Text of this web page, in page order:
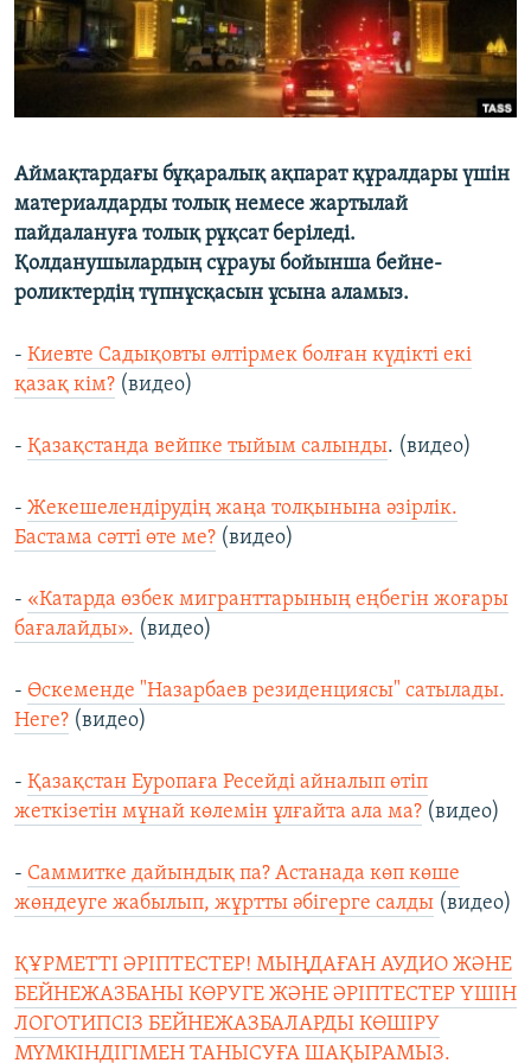
Аймақтардағы бұқаралық ақпарат құралдары үшін
материалдарды толық немесе жартылай
пайдалануға толық рұқсат беріледі.
Қолданушылардың сұрауы бойынша бейне-
роликтердің түпнұсқасын ұсына аламыз.
- Киевте Садықовты өлтірмек болған күдікті екі
қазақ кім? (видео)
- Қазақстанда вейпке тыйым салынды. (видео)
- Жекешелендірудің жаңа толқынына әзірлік.
Бастама сәтті өте ме? (видео)
- «Катарда өзбек мигранттарының еңбегін жоғары
бағалайды». (видео)
- Өскеменде "Назарбаев резиденциясы" сатылады.
Неге? (видео)
- Қазақстан Еуропаға Ресейді айналып өтіп
жеткізетін мұнай көлемін ұлғайта ала ма? (видео)
- Cаммитке дайындық па? Астанада көп көше
жөндеуге жабылып, жұртты әбігерге салды (видео)
ҚҰРМЕТТІ ӘРІПТЕСТЕР! МЫҢДАҒАН АУДИО ЖӘНЕ
БЕЙНЕЖАЗБАНЫ КӨРУГЕ ЖӘНЕ ӘРІПТЕСТЕР ҮШІН
ЛОГОТИПСІЗ БЕЙНЕЖАЗБАЛАРДЫ КӨШІРУ
МҮМКІНДІГІМЕН ТАНЫСУҒА ШАҚЫРАМЫЗ.